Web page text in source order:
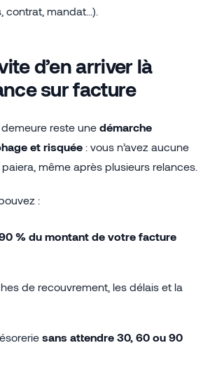
contrat, mandat…).
d’en arriver là
sur facture
reste une démarche
et risquée : vous n’avez aucune
même après plusieurs relances.
:
% du montant de votre facture
de recouvrement, les délais et la
sans attendre 30, 60 ou 90